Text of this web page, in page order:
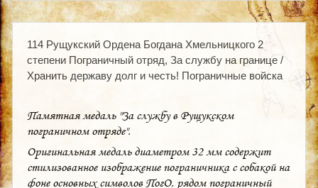
114 Рущукский Ордена Богдана Хмельницкого 2
степени Пограничный отряд, За службу на границе /
Хранить державу долг и честь! Пограничные войска
Памятная медаль "За службу в Рущукском
пограничном отряде".
Оригинальная медаль диаметром 32 мм содержит
стилизованное изображение пограничника с собакой на
фоне основных символов ПогО, рядом пограничный